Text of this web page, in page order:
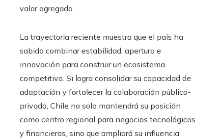
valor agregado.
La trayectoria reciente muestra que el país ha
sabido combinar estabilidad, apertura e
innovación para construir un ecosistema
competitivo. Si logra consolidar su capacidad de
adaptación y fortalecer la colaboración público-
privada, Chile no solo mantendrá su posición
como centro regional para negocios tecnológicos
y financieros, sino que ampliará su influencia